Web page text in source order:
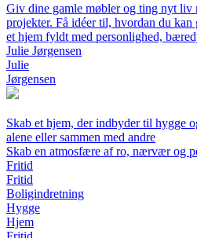
Giv dine gamle møbler og ting nyt liv
projekter. Få idéer til, hvordan du kan
et hjem fyldt med personlighed,
Julie Jørgensen
Julie
Jørgensen
Skab et hjem, der indbyder til hygge
alene eller sammen med andre
Skab en atmosfære af ro, nærvær og
Fritid
Fritid
Boligindretning
Hygge
Hjem